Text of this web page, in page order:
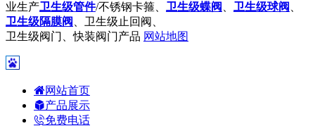
业生产卫生级管件/不锈钢卡箍、 卫生级蝶阀 、 卫生级球阀 、
卫生级隔膜阀 、卫生级止回阀、
卫生级阀门、快装阀门产品 网站地图
网站首页
产品展示
免费电话